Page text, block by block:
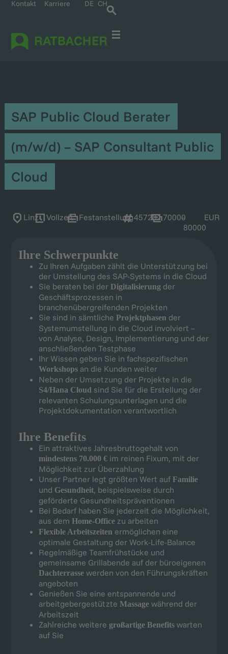
Kontakt Karriere DE CH
SAP Public Cloud Berater
(m/w/d) – SAP Consultant Public
Cloud
Linz Vollzeit Festanstellung45720 70000
–
80000
EUR
Ihre Schwerpunkte
Zu Ihren Aufgaben zählt die Unterstützung bei
der Umstellung des SAP-Systems in die Cloud
Sie beraten bei der Digitalisierung der
Geschäftsprozessen in
branchenübergreifenden Projekten
Sie sind in sämtliche Projektphasen der
Systemumstellung in die Cloud involviert –
von Analyse, Design, Implementierung und der
anschließenden Testphase
Ihr Wissen geben Sie in fachspezifischen
Workshops an die Kunden weiter
Neben der Umsetzung der Projekte in die
S4/Hana Cloudsind Sie für die Erstellung der
relevanten Schulungsunterlagen und die
Projektdokumentation verantwortlich
Ihre Benefits
Ein attraktives Jahresbruttogehalt von
mindestens 70.000 €im reinen Fixum, mit der
Möglichkeit zur Überzahlung
Unser Partner legt größten Wert auf Familie
und Gesundheit, beispielsweise durch
geförderte Gesundheitspräventionen
Bei Bedarf haben Sie jederzeit die Möglichkeit,
aus dem Home-Office zu arbeiten
Flexible Arbeitszeiten ermöglichen eine
optimale Gestaltung der Work-Life-Balance
Regelmäßige Teamfrühstücke und
gemeinsame Grillabende auf der büroeigenen
Dachterrasse werden von den Führungskräften
angeboten
Genießen Sie eine entspannende und
arbeitgebergestützte Massage während der
Arbeitszeit
Zahlreiche weitere großartige Benefitswarten
auf Sie